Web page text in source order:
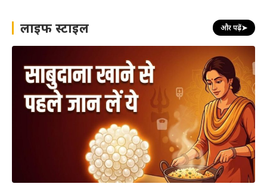
लाइफ स्टाइल और पढ़ें➤